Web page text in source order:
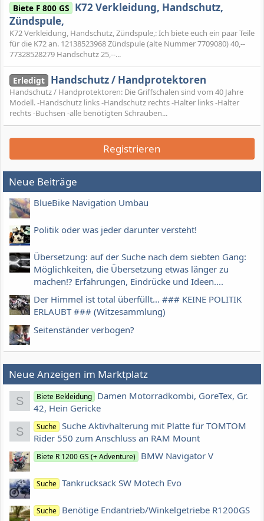
Biete F 800 GS K72 Verkleidung, Handschutz,
Zündspule,
K72 Verkleidung, Handschutz, Zündspule,: Ich biete euch ein paar Teile
für die K72 an. 12138523968 Zündspule (alte Nummer 7709080) 40,--
77328528279 Handschutz 25,--...
Erledigt Handschutz / Handprotektoren
Handschutz / Handprotektoren: Die Griffschalen sind vom 40 Jahre
Modell. -Handschutz links -Handschutz rechts -Halter links -Halter
rechts -Buchsen -alle benötigten Schrauben...
Registrieren
Neue Beiträge
BlueBike Navigation Umbau
Politik oder was jeder darunter versteht!
Übersetzung: auf der Suche nach dem siebten Gang:
Möglichkeiten, die Übersetzung etwas länger zu
machen!? Erfahrungen, Eindrücke und Ideen....
Der Himmel ist total überfüllt... ### KEINE POLITIK
ERLAUBT ### (Witzesammlung)
Seitenständer verbogen?
Neue Anzeigen im Marktplatz
S Biete Bekleidung Damen Motorradkombi, GoreTex, Gr.
42, Hein Gericke
S Suche Suche Aktivhalterung mit Platte für TOMTOM
Rider 550 zum Anschluss an RAM Mount
Biete R 1200 GS (+ Adventure) BMW Navigator V
Suche Tankrucksack SW Motech Evo
Suche Benötige Endantrieb/Winkelgetriebe R1200GS